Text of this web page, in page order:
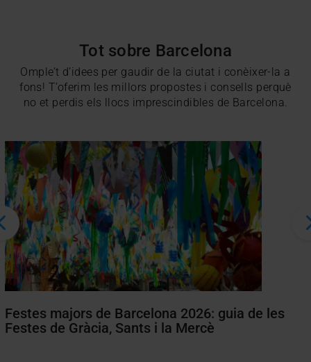
Tot sobre Barcelona
Omple’t d’idees per gaudir de la ciutat i conèixer-la a
fons! T’oferim les millors propostes i consells perquè
no et perdis els llocs imprescindibles de Barcelona.
Festes majors de Barcelona 2026: guia de les
Festes de Gràcia, Sants i la Mercè